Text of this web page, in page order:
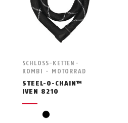
SCHLOSS-KETTEN-
KOMBI - MOTORRAD
STEEL-O-CHAIN™
IVEN 8210
black